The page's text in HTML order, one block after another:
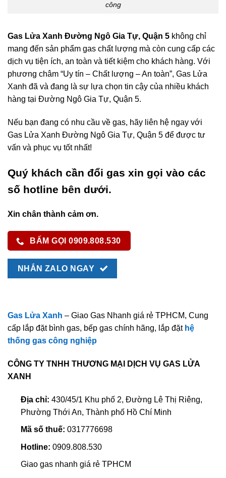
công
Gas Lửa Xanh Đường Ngô Gia Tự, Quận 5 không chỉ
mang đến sản phẩm gas chất lượng mà còn cung cấp các
dịch vụ tiện ích, an toàn và tiết kiệm cho khách hàng. Với
phương châm “Uy tín – Chất lượng – An toàn”, Gas Lửa
Xanh đã và đang là sự lựa chọn tin cậy của nhiều khách
hàng tại Đường Ngô Gia Tự, Quận 5.
Nếu bạn đang có nhu cầu về gas, hãy liên hệ ngay với
Gas Lửa Xanh Đường Ngô Gia Tự, Quận 5 để được tư
vấn và phục vụ tốt nhất!
Quý khách cần đổi gas xin gọi vào các
số hotline bên dưới.
Xin chân thành cảm ơn.
BẤM GỌI 0909.808.530
NHẮN ZALO NGAY
Gas Lửa Xanh – Giao Gas Nhanh giá rẻ TPHCM, Cung
cấp lắp đặt bình gas, bếp gas chính hãng, lắp đặt hệ
thống gas công nghiệp
CÔNG TY TNHH THƯƠNG MẠI DỊCH VỤ GAS LỬA
XANH
Địa chỉ: 430/45/1 Khu phố 2, Đường Lê Thị Riêng,
Phường Thới An, Thành phố Hồ Chí Minh
Mã số thuế: 0317776698
Hotline: 0909.808.530
Giao gas nhanh giá rẻ TPHCM